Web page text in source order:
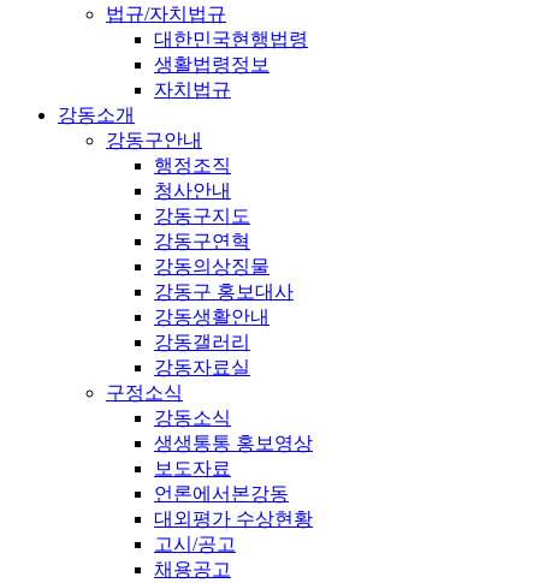
법규/자치법규
대한민국현행법령
생활법령정보
자치법규
강동소개
강동구안내
행정조직
청사안내
강동구지도
강동구연혁
강동의상징물
강동구 홍보대사
강동생활안내
강동갤러리
강동자료실
구정소식
강동소식
생생통통 홍보영상
보도자료
언론에서본강동
대외평가 수상현황
고시/공고
채용공고